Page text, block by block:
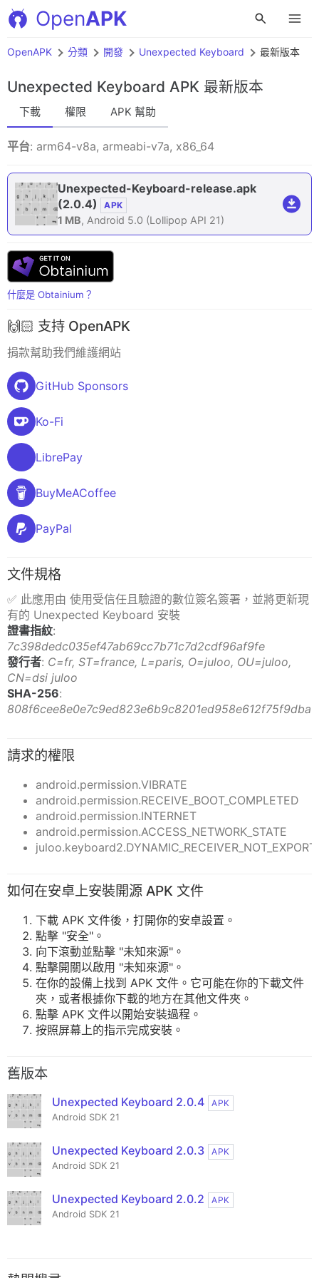
OpenAPK
OpenAPK 分類 開發 Unexpected Keyboard 最新版本
Unexpected Keyboard APK 最新版本
下載 權限 APK 幫助
平台: arm64-v8a, armeabi-v7a, x86_64
Unexpected-Keyboard-release.apk
(2.0.4)
APK
1 MB, Android 5.0 (Lollipop API 21)
什麼是 Obtainium？
🙌🏻 支持 OpenAPK
捐款幫助我們維護網站
GitHub Sponsors
Ko-Fi
LibrePay
BuyMeACoffee
PayPal
文件規格
✅ 此應用由 使用受信任且驗證的數位簽名簽署，並將更新現
有的 Unexpected Keyboard 安裝
證書指紋:
7c398dedc035ef47ab69cc7b71c7d2cdf96af9fe
發行者: C=fr, ST=france, L=paris, O=juloo, OU=juloo,
CN=dsi juloo
SHA-256:
請求的權限
android.permission.VIBRATE
android.permission.RECEIVE_BOOT_COMPLETED
android.permission.INTERNET
android.permission.ACCESS_NETWORK_STATE
如何在安卓上安裝開源 APK 文件
下載 APK 文件後，打開你的安卓設置。
點擊 "安全"。
向下滾動並點擊 "未知來源"。
點擊開關以啟用 "未知來源"。
在你的設備上找到 APK 文件。它可能在你的下載文件
夾，或者根據你下載的地方在其他文件夾。
點擊 APK 文件以開始安裝過程。
按照屏幕上的指示完成安裝。
舊版本
Unexpected Keyboard 2.0.4
APK
Android SDK 21
Unexpected Keyboard 2.0.3
APK
Android SDK 21
Unexpected Keyboard 2.0.2
APK
Android SDK 21